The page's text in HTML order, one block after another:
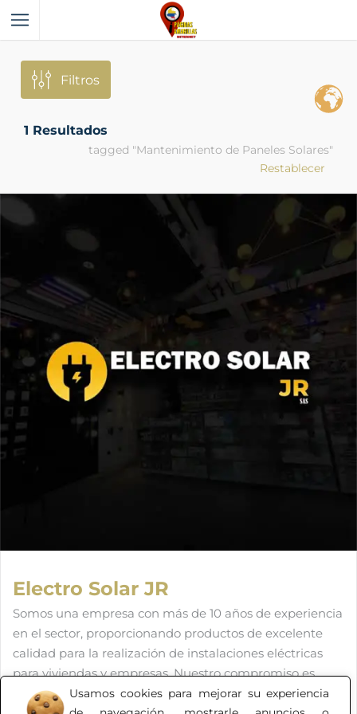
Usamos cookies para mejorar su experiencia
Filtros
1 Resultados
tagged "Mantenimiento de Paneles Solares"
Restablecer
Electro Solar JR
Somos una empresa con más de 10 años de experiencia
en el sector, proporcionando productos de excelente
calidad para la realización de instalaciones eléctricas
para viviendas y empresas. Nuestro compromiso es
brindar la mejor atención junto a productos que